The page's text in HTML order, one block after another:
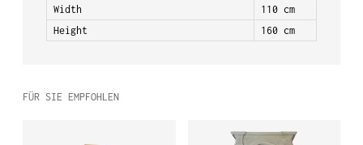
Width
110 cm
Height
160 cm
FÜR SIE EMPFOHLEN